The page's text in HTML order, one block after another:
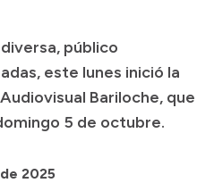
público
este lunes inició la
Bariloche, que
5 de octubre.
2025